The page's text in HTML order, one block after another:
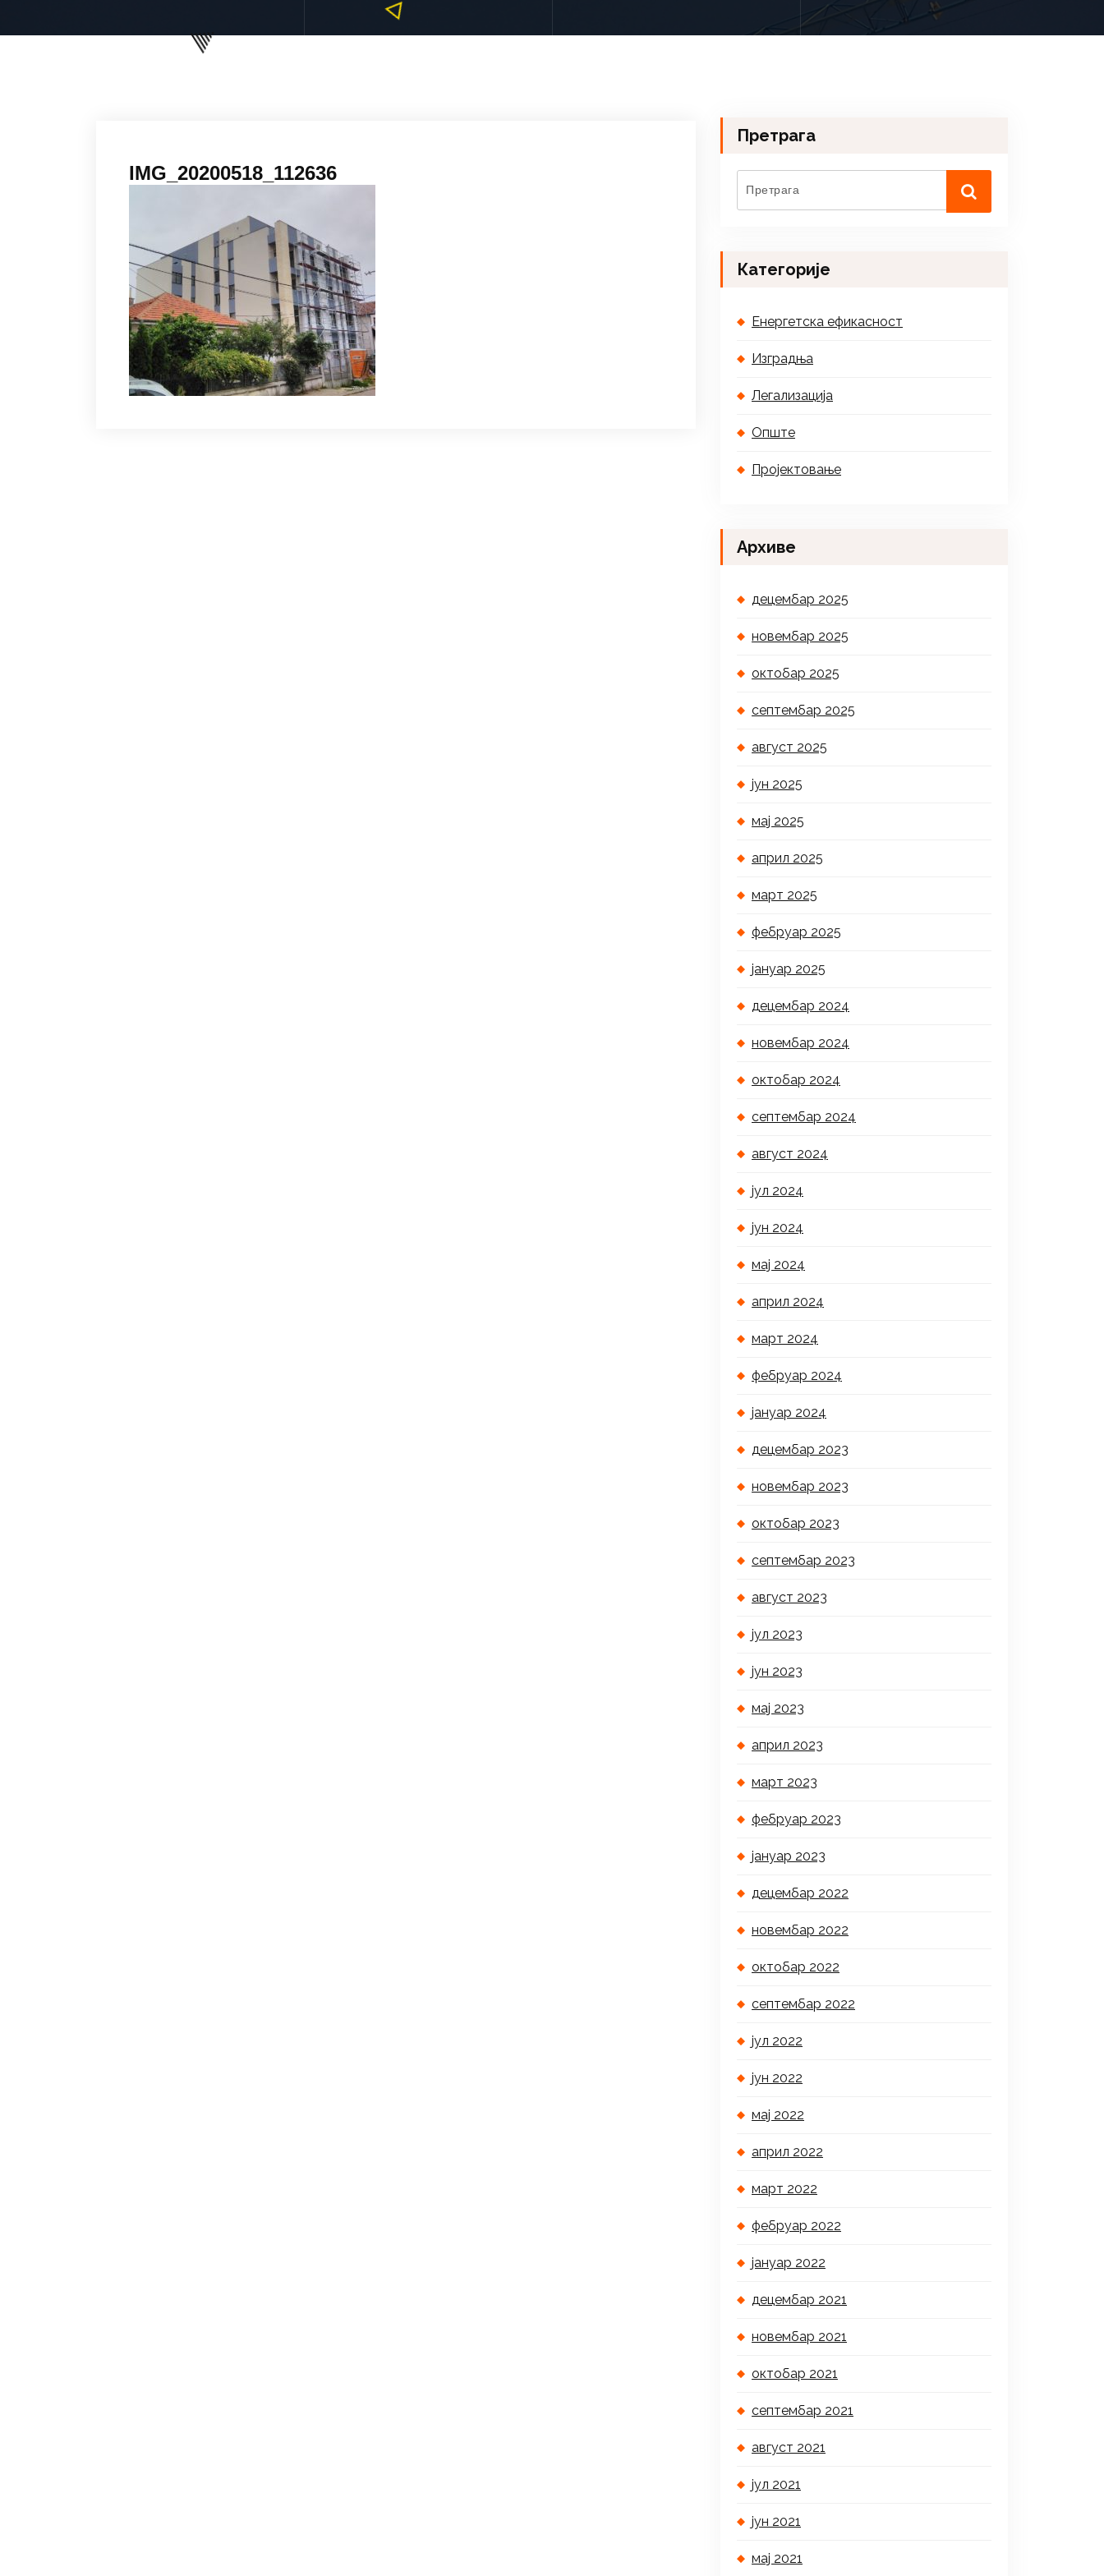
IMG_20200518_112636
Претрага
Категорије
Енергетска ефикасност
Изградња
Легализација
Опште
Пројектовање
Архиве
децембар 2025
новембар 2025
октобар 2025
септембар 2025
август 2025
јун 2025
мај 2025
април 2025
март 2025
фебруар 2025
јануар 2025
децембар 2024
новембар 2024
октобар 2024
септембар 2024
август 2024
јул 2024
јун 2024
мај 2024
април 2024
март 2024
фебруар 2024
јануар 2024
децембар 2023
новембар 2023
октобар 2023
септембар 2023
август 2023
јул 2023
јун 2023
мај 2023
април 2023
март 2023
фебруар 2023
јануар 2023
децембар 2022
новембар 2022
октобар 2022
септембар 2022
јул 2022
јун 2022
мај 2022
април 2022
март 2022
фебруар 2022
јануар 2022
децембар 2021
новембар 2021
октобар 2021
септембар 2021
август 2021
јул 2021
јун 2021
мај 2021